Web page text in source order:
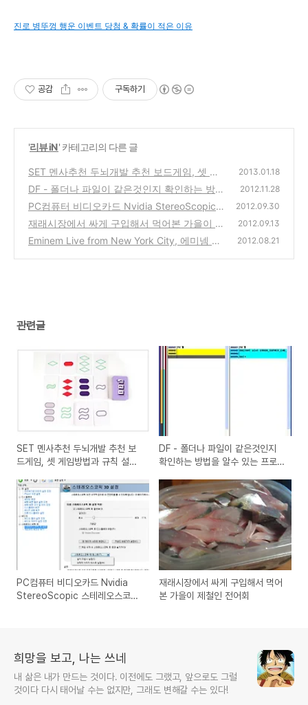
진로 병뚜껑 행운 이벤트 당첨 & 확률이 적은 이유
공감 구독하기
'리뷰 iN' 카테고리의 다른 글
SET 멘사추천 두뇌개발 추천 보드게임, 셋 게
임방법과 규칙 설명 (아이폰, 안드로이드 앱 프
로그램 소개)
(0)
2013.01.18
DF - 폴더나 파일이 같은것인지 확인하는 방법
을 알수 있는 프로그램
(0)
2012.11.28
PC컴퓨터 비디오카드 Nvidia StereoScopic
스테레오스코픽 3D 설정하는 방법
(6)
2012.09.30
재래시장에서 싸게 구입해서 먹어본 가을이 제
철인 전어회
(2)
2012.09.13
Eminem Live from New York City, 에미넴 뉴
2012.08.21
관련글
SET 멘사추천 두뇌개발 추천 보
드게임, 셋 게임방법과 규칙 설명
소개)
DF - 폴더나 파일이 같은것인지
확인하는 방법을 알수 있는 프로
PC컴퓨터 비디오카드 Nvidia
StereoScopic 스테레오스코픽
재래시장에서 싸게 구입해서 먹어
본 가을이 제철인 전어회
희망을 보고, 나는 쓰네
내 삶은 내가 만드는 것이다. 이전에도 그랬고, 앞으로도 그럴
것이다 다시 태어날 수는 없지만, 그래도 변해갈 수는 있다!